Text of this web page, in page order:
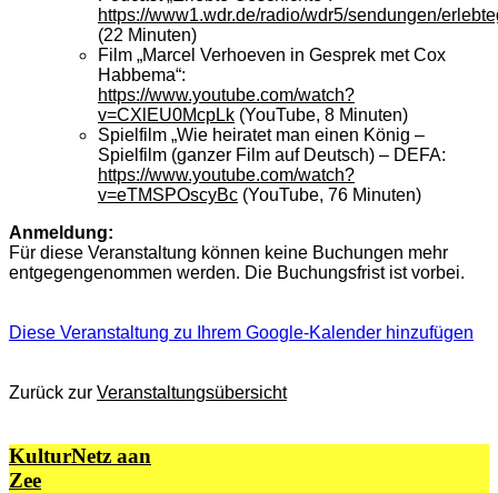
https://www1.wdr.de/radio/wdr5/sendungen/
(22 Minuten)
Film „Marcel Verhoeven in Gesprek met Cox
Habbema“:
https://www.youtube.com/watch?
v=CXlEU0McpLk (YouTube, 8 Minuten)
Spielfilm „Wie heiratet man einen König –
Spielfilm (ganzer Film auf Deutsch) – DEFA:
https://www.youtube.com/watch?
v=eTMSPOscyBc (YouTube, 76 Minuten)
Anmeldung:
Für diese Veranstaltung können keine Buchungen mehr
entgegengenommen werden. Die Buchungsfrist ist vorbei.
Diese Veranstaltung zu Ihrem Google-Kalender hinzufügen
Zurück zur Veranstaltungsübersicht
KulturNetz aan
Zee